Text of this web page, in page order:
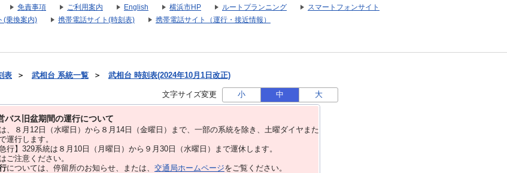
免責事項 ご利用案内 English 横浜市HP ルートプランニング
スマートフォンサイト
(乗換案内)
携帯電話サイト(時刻表) 携帯電話サイト（運行・接近情報）
表 ＞ 武相台 系統一覧 ＞ 武相台 時刻表(2024年10月1日改正)
文字サイズ変更 小 中 大
バス旧盆期間の運行について
、８⽉12⽇（水曜日）から８⽉14⽇（金曜日）まで、⼀部の系統を除き、⼟曜ダイヤまた
運⾏します。
】329系統は８月10日（月曜日）から９月30日（水曜日）まで運休します。
ご注意ください。
については、停留所のお知らせ、または、 交通局ホームページをご覧ください。